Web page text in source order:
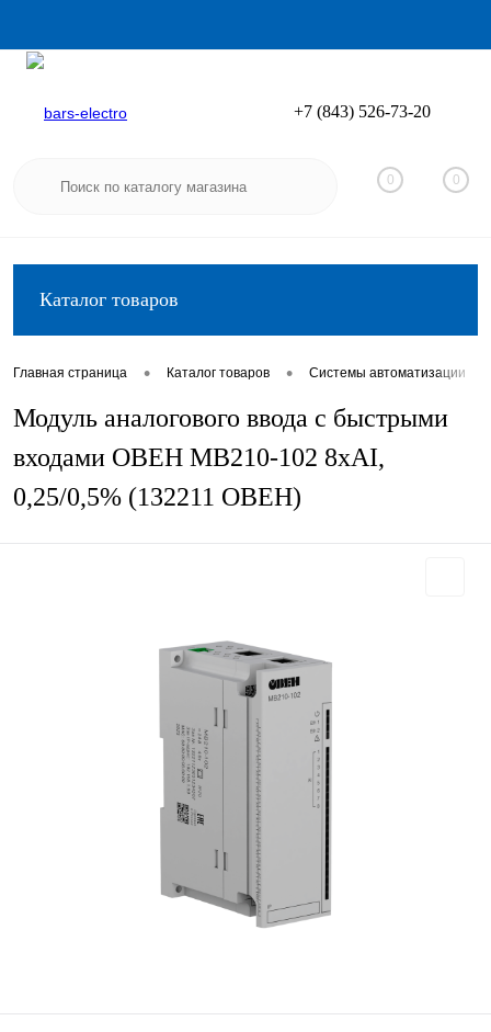
Вход
+7 (843) 526-73-20
0 0
Каталог товаров
Главная страница • Каталог товаров • Системы автоматизации
Модуль аналогового ввода с быстрыми
входами ОВЕН МВ210-102 8хAI,
0,25/0,5% (132211 ОВЕН)